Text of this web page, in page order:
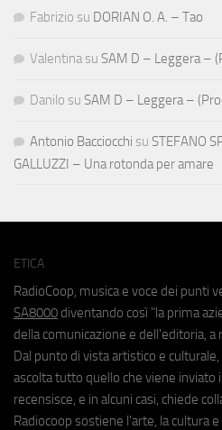
Fabrizio su DORIAN O. A. – Tao
Valentina su SAM D – Leggera –
Danilo su SAM D – Leggera –
Antonio Bacciocchi su STEFANO
GALLUZZI – Una rotonda per amare
ETICA
RadioCoop, musica e voce dei punti
SA8000 diventando così "la prima
della comunicazione e dell'editoria, a
Dal punto di vista artistico e
ascolta tutto quello che viene inviato
recensisce, e in alcuni casi, chiede
Radiocoop sostiene l'arte, la cultura